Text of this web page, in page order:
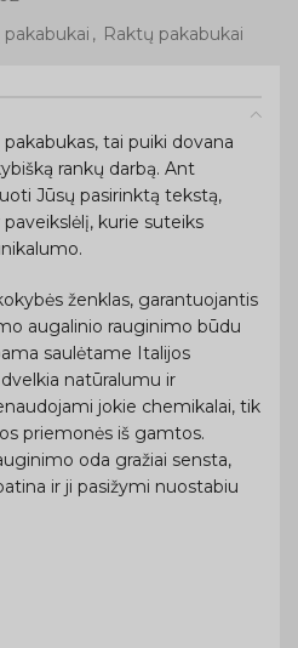
, Raktų pakabukai
tai puiki dovana
rankų darbą. Ant
Jūsų pasirinktą tekstą,
kurie suteiks
ženklas, garantuojantis
augalinio rauginimo būdu
saulėtame Italijos
natūralumu ir
jokie chemikalai, tik
priemonės iš gamtos.
oda gražiai sensta,
ir ji pasižymi nuostabiu